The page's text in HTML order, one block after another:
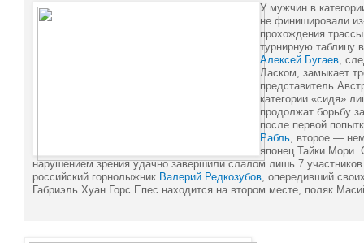
У мужчин в
не финишировали
прохождения
турнирную таблицу
Алексей Бугаев ,
Ласком, замыкает
представитель
категории «сидя»
продолжат борьбу
после первой
Рабль , второе —
японец Тайки Мори.
нарушением зрения удачно завершили слалом лишь 7
российский горнолыжник Валерий Редкозубов , опередивший
Габриэль Хуан Горс Епес находится на втором месте, поляк